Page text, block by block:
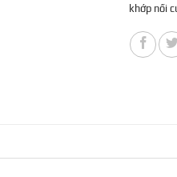
khớp nối